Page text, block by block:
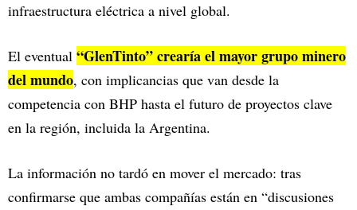
infraestructura eléctrica a nivel global.
El eventual “GlenTinto” crearía el mayor grupo minero
del mundo, con implicancias que van desde la
competencia con BHP hasta el futuro de proyectos clave
en la región, incluida la Argentina.
La información no tardó en mover el mercado: tras
confirmarse que ambas compañías están en “discusiones